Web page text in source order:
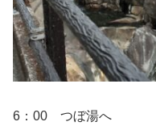
6：00 つぼ湯へ